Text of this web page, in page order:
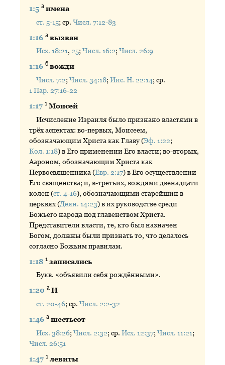
1:5а имена
ст. 5-15; ср.Числ. 7:12-83
1:16а вызван
Исх. 18:21,25;Числ. 16:2;Числ. 26:9
1:16б вожди
Числ. 7:2;Числ. 34:18;Иис. Н. 22:14; ср.
1 Пар. 27:16-22
1:171 Моисей
Исчисление Израиля было признано властями в
трёх аспектах: во-первых, Моисеем,
обозначающим Христа как Главу (Эф. 1:22;
Кол. 1:18) в Его применении Его власти; во-вторых,
Аароном, обозначающим Христа как
Первосвященника (Евр. 2:17) в Его осуществлении
Его священства; и, в-третьих, вождями двенадцати
колен (ст. 4-16), обозначающими старейшин в
церквях (Деян. 14:23) в их руководстве среди
Божьего народа под главенством Христа.
Представители власти, те, кто был назначен
Богом, должны были признать то, что делалось
согласно Божьим правилам.
1:181 записались
Букв. «объявили себя рождёнными».
1:20а И
ст. 20-46; ср.Числ. 2:2-32
1:46а шестьсот
Исх. 38:26;Числ. 2:32; ср.Исх. 12:37;Числ. 11:21;
Числ. 26:51
1:471 левиты